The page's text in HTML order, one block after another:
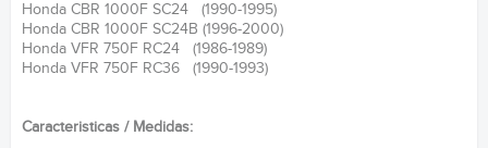
Honda CBR 1000F SC24 (1990-1995)
Honda CBR 1000F SC24B (1996-2000)
Honda VFR 750F RC24 (1986-1989)
Honda VFR 750F RC36 (1990-1993)
Caracteristicas / Medidas: